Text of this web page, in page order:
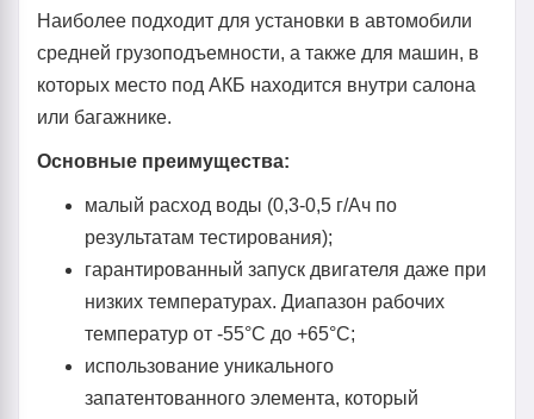
Наиболее подходит для установки в автомобили
средней грузоподъемности, а также для машин, в
которых место под АКБ находится внутри салона
или багажнике.
Основные преимущества:
малый расход воды (0,3-0,5 г/Aч по
результатам тестирования);
гарантированный запуск двигателя даже при
низких температурах. Диапазон рабочих
температур от -55°С до +65°С;
использование уникального
запатентованного элемента, который